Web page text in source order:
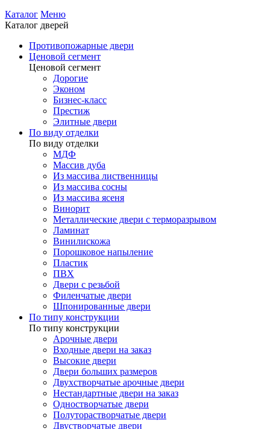
Каталог Меню
Каталог дверей
Противопожарные двери
Ценовой сегмент
Ценовой сегмент
Дорогие
Эконом
Бизнес-класс
Престиж
Элитные двери
По виду отделки
По виду отделки
МДФ
Массив дуба
Из массива лиственницы
Из массива сосны
Из массива ясеня
Винорит
Металлические двери с терморазрывом
Ламинат
Винилискожа
Порошковое напыление
Пластик
ПВХ
Двери с резьбой
Филенчатые двери
Шпонированные двери
По типу конструкции
По типу конструкции
Арочные двери
Входные двери на заказ
Высокие двери
Двери больших размеров
Двухстворчатые арочные двери
Нестандартные двери на заказ
Одностворчатые двери
Полуторастворчатые двери
Двустворчатые двери